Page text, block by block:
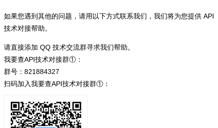
如果您遇到其他的问题，请用以下方式联系我们，我们将为您提供 API
技术对接帮助。
请直接添加 QQ 技术交流群寻求我们帮助。
我要查API技术对接群①：
群号：821884327
扫码加入我要查API技术对接群①：